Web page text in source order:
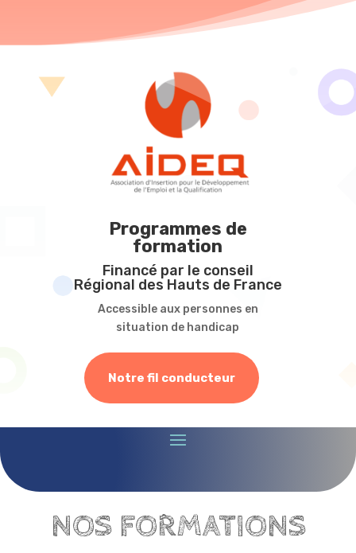
Programmes de
formation
Financé par le conseil
Régional des Hauts de France
Accessible aux personnes en
situation de handicap
Notre fil conducteur
NOS FORMATIONS